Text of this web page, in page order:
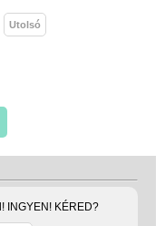
Utolsó
INGYEN! KÉRED?